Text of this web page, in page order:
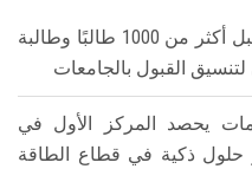
معامل التنسيق الإلكتروني تستقبل أكثر من 1000 طالبًا وطالبة
القبول بالجامعات
يحصد المركز الأول في
حلول ذكية في قطاع الطاقة